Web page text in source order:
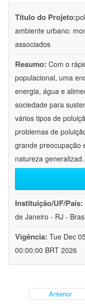
Título do Projeto:
ambiente urbano:
associados
Resumo: Com o
populacional, uma
energia, água e
sociedade para
vários tipos de
problemas de
grande preocupação
natureza generalizad
Instituição/UF/País:
de Janeiro - RJ -
Vigência: Tue Dec
00:00:00 BRT 2026
Anterior